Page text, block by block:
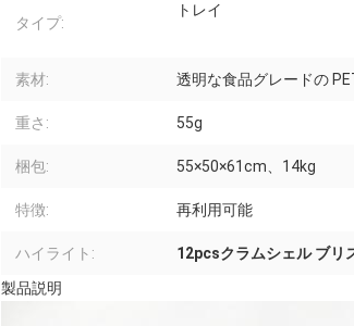
タイプ:
トレイ
素材: 透明な食品グレードの
重さ: 55g
梱包: 55×50×61cm、14kg
特徴: 再利用可能
ハイライト: 12pcsクラムシェル ブリ
製品説明